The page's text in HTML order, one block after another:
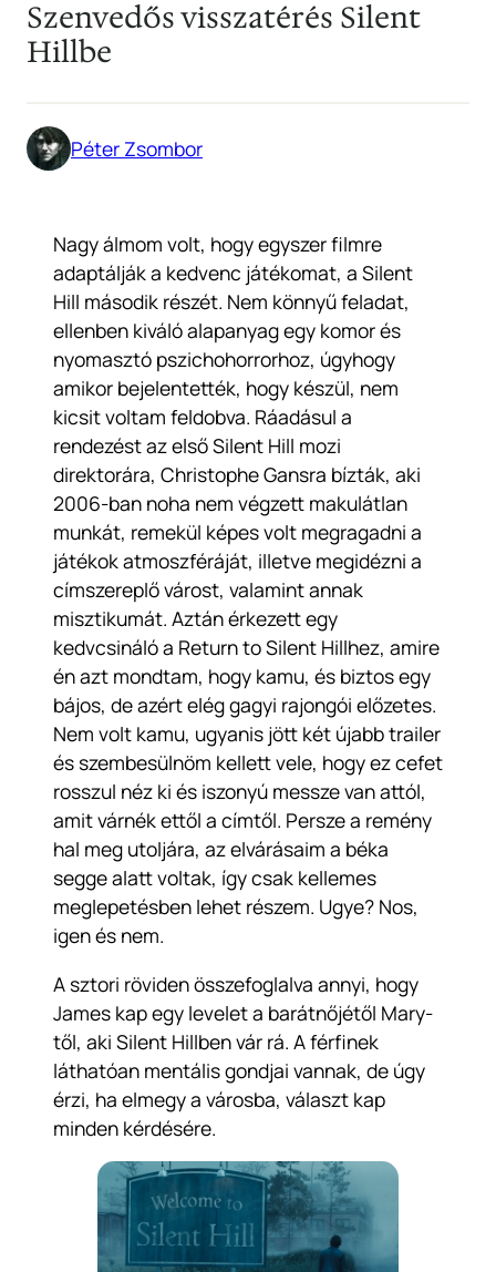
Szenvedős visszatérés Silent
Hillbe
Péter Zsombor
Nagy álmom volt, hogy egyszer filmre
adaptálják a kedvenc játékomat, a Silent
Hill második részét. Nem könnyű feladat,
ellenben kiváló alapanyag egy komor és
nyomasztó pszichohorrorhoz, úgyhogy
amikor bejelentették, hogy készül, nem
kicsit voltam feldobva. Ráadásul a
rendezést az első Silent Hill mozi
direktorára, Christophe Gansra bízták, aki
2006-ban noha nem végzett makulátlan
munkát, remekül képes volt megragadni a
játékok atmoszféráját, illetve megidézni a
címszereplő várost, valamint annak
misztikumát. Aztán érkezett egy
kedvcsináló a Return to Silent Hillhez, amire
én azt mondtam, hogy kamu, és biztos egy
bájos, de azért elég gagyi rajongói előzetes.
Nem volt kamu, ugyanis jött két újabb trailer
és szembesülnöm kellett vele, hogy ez cefet
rosszul néz ki és iszonyú messze van attól,
amit várnék ettől a címtől. Persze a remény
hal meg utoljára, az elvárásaim a béka
segge alatt voltak, így csak kellemes
meglepetésben lehet részem. Ugye? Nos,
igen és nem.
A sztori röviden összefoglalva annyi, hogy
James kap egy levelet a barátnőjétől Mary-
től, aki Silent Hillben vár rá. A férfinek
láthatóan mentális gondjai vannak, de úgy
érzi, ha elmegy a városba, választ kap
minden kérdésére.